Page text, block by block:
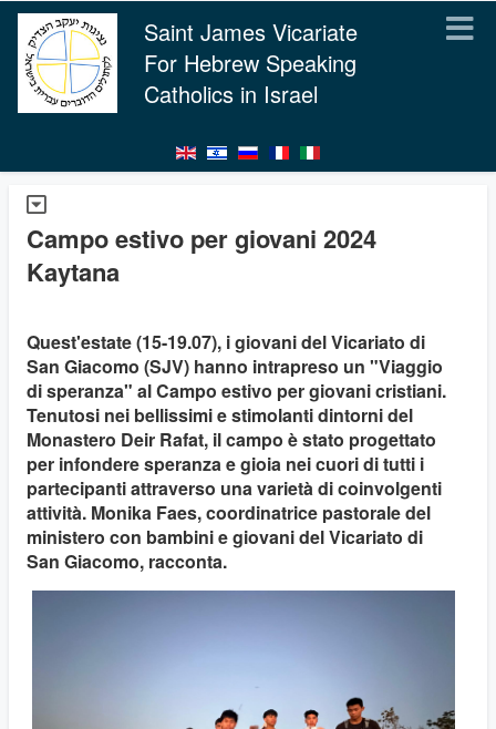
Saint James Vicariate
For Hebrew Speaking
Catholics in Israel
Campo estivo per giovani 2024
Kaytana
Quest'estate (15-19.07), i giovani del Vicariato di
San Giacomo (SJV) hanno intrapreso un "Viaggio
di speranza" al Campo estivo per giovani cristiani.
Tenutosi nei bellissimi e stimolanti dintorni del
Monastero Deir Rafat, il campo è stato progettato
per infondere speranza e gioia nei cuori di tutti i
partecipanti attraverso una varietà di coinvolgenti
attività. Monika Faes, coordinatrice pastorale del
ministero con bambini e giovani del Vicariato di
San Giacomo, racconta.